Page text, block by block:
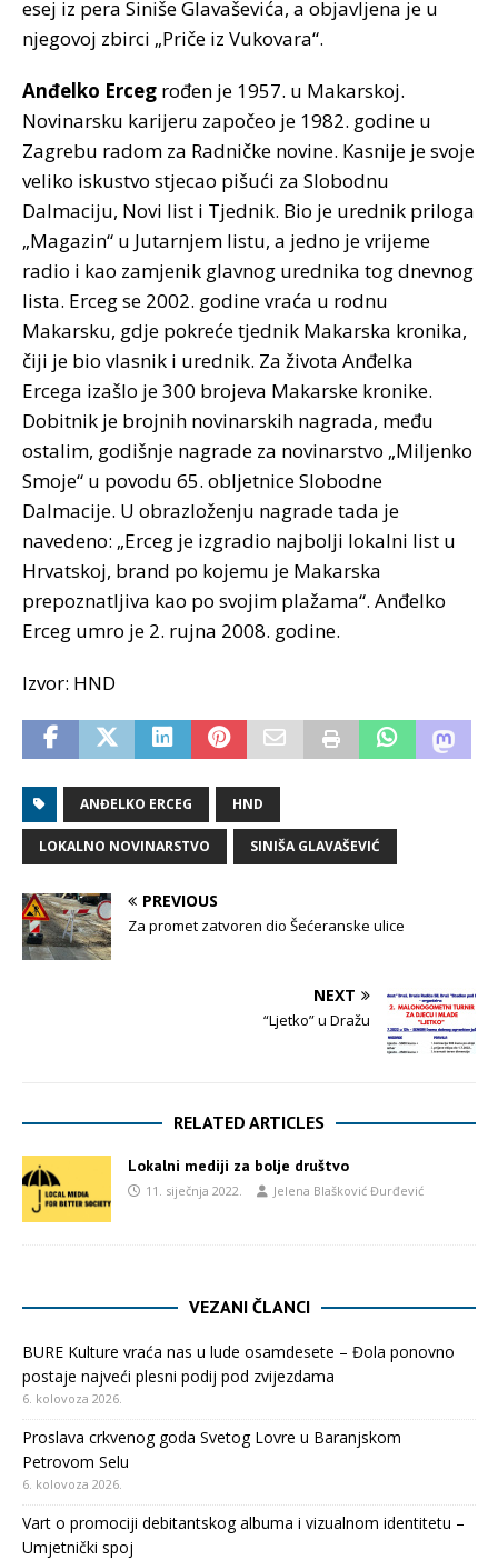
esej iz pera Siniše Glavaševića, a objavljena je u
njegovoj zbirci „Priče iz Vukovara“.
Anđelko Erceg rođen je 1957. u Makarskoj.
Novinarsku karijeru započeo je 1982. godine u
Zagrebu radom za Radničke novine. Kasnije je svoje
veliko iskustvo stjecao pišući za Slobodnu
Dalmaciju, Novi list i Tjednik. Bio je urednik priloga
„Magazin“ u Jutarnjem listu, a jedno je vrijeme
radio i kao zamjenik glavnog urednika tog dnevnog
lista. Erceg se 2002. godine vraća u rodnu
Makarsku, gdje pokreće tjednik Makarska kronika,
čiji je bio vlasnik i urednik. Za života Anđelka
Ercega izašlo je 300 brojeva Makarske kronike.
Dobitnik je brojnih novinarskih nagrada, među
ostalim, godišnje nagrade za novinarstvo „Miljenko
Smoje“ u povodu 65. obljetnice Slobodne
Dalmacije. U obrazloženju nagrade tada je
navedeno: „Erceg je izgradio najbolji lokalni list u
Hrvatskoj, brand po kojemu je Makarska
prepoznatljiva kao po svojim plažama“. Anđelko
Erceg umro je 2. rujna 2008. godine.
Izvor: HND
ANĐELKO ERCEG HND
LOKALNO NOVINARSTVO SINIŠA GLAVAŠEVIĆ
PREVIOUS
Za promet zatvoren dio Šećeranske ulice
NEXT
“Ljetko” u Dražu
RELATED ARTICLES
Lokalni mediji za bolje društvo
11. siječnja 2022. Jelena Blašković Đurđević
VEZANI ČLANCI
BURE Kulture vraća nas u lude osamdesete – Đola ponovno
postaje najveći plesni podij pod zvijezdama
6. kolovoza 2026.
Proslava crkvenog goda Svetog Lovre u Baranjskom
Petrovom Selu
6. kolovoza 2026.
Vart o promociji debitantskog albuma i vizualnom identitetu –
Umjetnički spoj